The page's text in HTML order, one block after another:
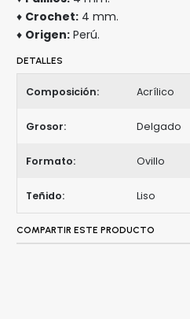
♦ Crochet: 4 mm.
♦ Origen: Perú.
DETALLES
Composición: Acrílico
Grosor: Delgado
Formato: Ovillo
Teñido: Liso
COMPARTIR ESTE PRODUCTO